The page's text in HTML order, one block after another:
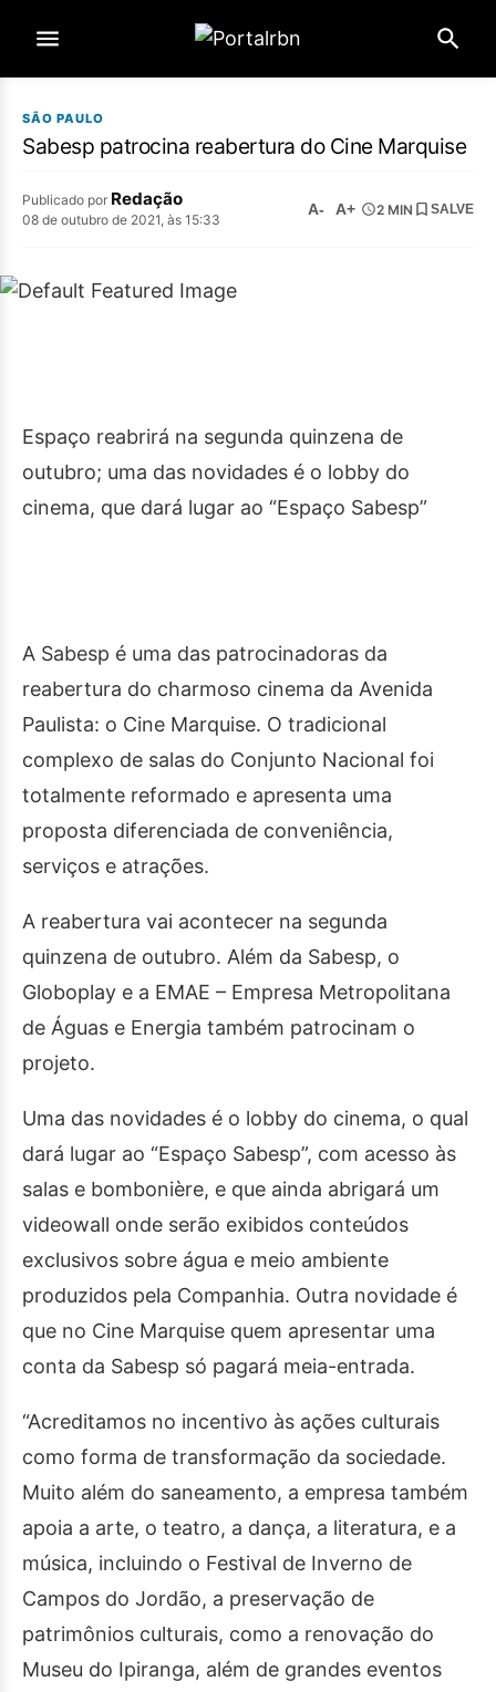
SÃO PAULO
Sabesp patrocina reabertura do Cine Marquise
Publicado por Redação
08 de outubro de 2021, às 15:33
A- A+ 2 MIN SALVE
Espaço reabrirá na segunda quinzena de
outubro; uma das novidades é o lobby do
cinema, que dará lugar ao “Espaço Sabesp”
A Sabesp é uma das patrocinadoras da
reabertura do charmoso cinema da Avenida
Paulista: o Cine Marquise. O tradicional
complexo de salas do Conjunto Nacional foi
totalmente reformado e apresenta uma
proposta diferenciada de conveniência,
serviços e atrações.
A reabertura vai acontecer na segunda
quinzena de outubro. Além da Sabesp, o
Globoplay e a EMAE – Empresa Metropolitana
de Águas e Energia também patrocinam o
projeto.
Uma das novidades é o lobby do cinema, o qual
dará lugar ao “Espaço Sabesp”, com acesso às
salas e bombonière, e que ainda abrigará um
videowall onde serão exibidos conteúdos
exclusivos sobre água e meio ambiente
produzidos pela Companhia. Outra novidade é
que no Cine Marquise quem apresentar uma
conta da Sabesp só pagará meia-entrada.
“Acreditamos no incentivo às ações culturais
como forma de transformação da sociedade.
Muito além do saneamento, a empresa também
apoia a arte, o teatro, a dança, a literatura, e a
música, incluindo o Festival de Inverno de
Campos do Jordão, a preservação de
patrimônios culturais, como a renovação do
Museu do Ipiranga, além de grandes eventos